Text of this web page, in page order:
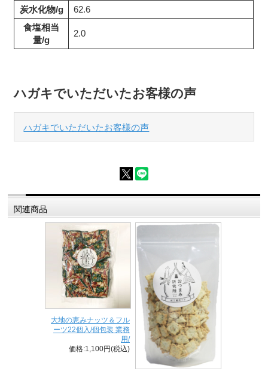
炭水化物/g
62.6
食塩相当
量/g
2.0
ハガキでいただいたお客様の声
ハガキでいただいたお客様の声
関連商品
大地の恵みナッツ＆フル
ーツ22個入/個包装 業務
用/
価格:1,100円(税込)